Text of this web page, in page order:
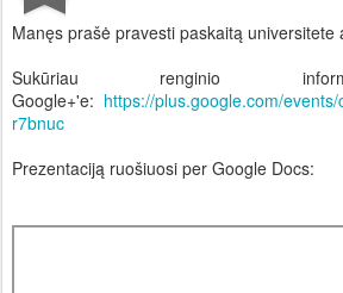
Manęs prašė pravesti paskaitą universitete
Sukūriau renginio
Google+'e: https://plus.google.com/
r7bnuc
Prezentaciją ruošiuosi per Google Docs: